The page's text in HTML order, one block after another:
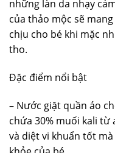
những làn da nhạy
của thảo mộc sẽ
chịu cho bé khi mặc
tho.
Đặc điểm nổi bật
– Nước giặt quần áo
chứa 30% muối kali từ
và diệt vi khuẩn tốt